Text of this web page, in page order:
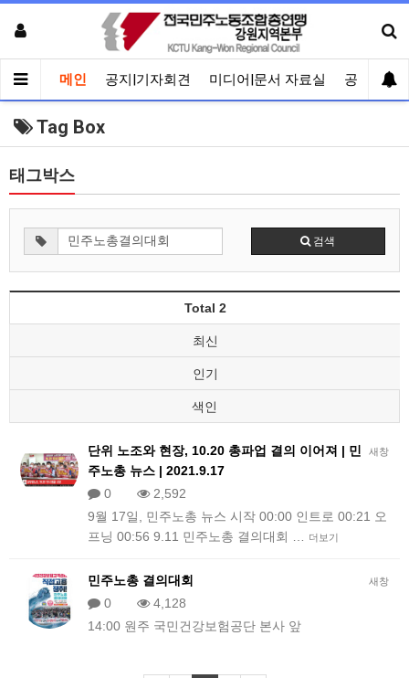
메인 공지|기자회견 미디어|문서 자료실 공유게시
Tag Box
태그박스
검색
Total 2
최신
인기
색인
새창
단위 노조와 현장, 10.20 총파업 결의 이어져 | 민
주노총 뉴스 | 2021.9.17
0
2,592
9월 17일, 민주노총 뉴스 시작 00:00 인트로 00:21 오
프닝 00:56 9.11 민주노총 결의대회 …
더보기
새창
민주노총 결의대회
0
4,128
14:00 원주 국민건강보험공단 본사 앞